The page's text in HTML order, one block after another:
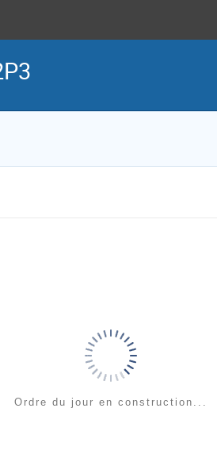
Ordre du jour en construction...